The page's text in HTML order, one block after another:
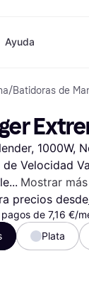
Compras y
Directorio de
Suscripciones
Invita a un amigo
Compra y
Belleza
Ropa
Juguetes
Hogares e
Audio y Video
Informática
Hazlo tú
Ayuda
/Batidoras de
1000W,
Velocidad
Mostrar más
precios desde
de 7,16 €/
Plata